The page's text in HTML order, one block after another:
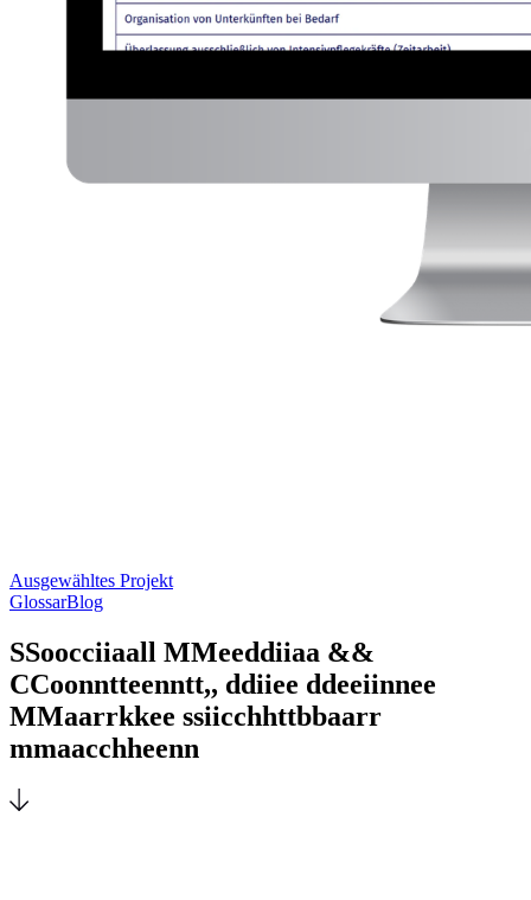
Ausgewähltes Projekt
GlossarBlog
SSoocciiaall MMeeddiiaa &&
CCoonntteenntt,, ddiiee ddeeiinnee
MMaarrkkee ssiicchhttbbaarr
mmaacchheenn